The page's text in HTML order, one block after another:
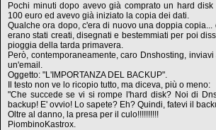
Pochi minuti dopo avevo già comprato un hard
100 euro ed avevo già iniziato la copia dei dati.
Qualche ora dopo, c'era di nuovo una doppia
erano stati creati, disegnati e bestemmiati per poi
pioggia della tarda primavera.
Però, contemporaneamente, caro Dnshosting, inviavi
un'email.
Oggetto: "L'IMPORTANZA DEL BACKUP".
Il testo non ve lo ricopio tutto, ma diceva, più o meno:
"Che succede se vi si rompe l'hard disk? Noi di
backup! E' ovvio! Lo sapete? Eh? Quindi, fatevi il
Oltre al danno, la presa per il culo!!!!!!!!!!
PiombinoKastrox.